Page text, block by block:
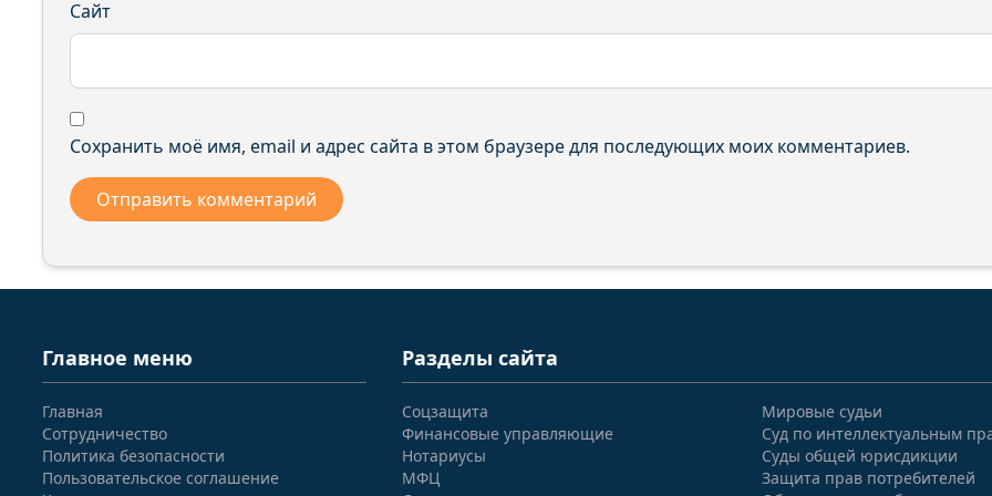
Сайт
Сохранить моё имя, email и адрес сайта в этом браузере для последующих моих комментариев.
Главное меню
Главная
Сотрудничество
Политика безопасности
Пользовательское соглашение
Разделы сайта
Соцзащита
Финансовые управляющие
Нотариусы
МФЦ
Мировые судьи
Суд по интеллектуальным
Суды общей юрисдикции
Защита прав потребителей